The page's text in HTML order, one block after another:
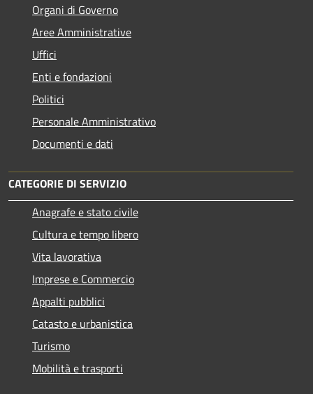
Organi di Governo
Aree Amministrative
Uffici
Enti e fondazioni
Politici
Personale Amministrativo
Documenti e dati
CATEGORIE DI SERVIZIO
Anagrafe e stato civile
Cultura e tempo libero
Vita lavorativa
Imprese e Commercio
Appalti pubblici
Catasto e urbanistica
Turismo
Mobilità e trasporti